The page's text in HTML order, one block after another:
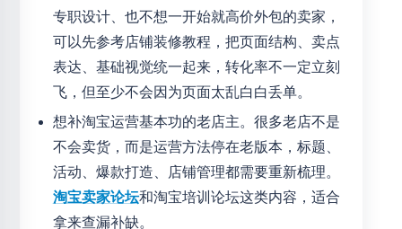
专职设计、也不想一开始就高价外包的卖家，
可以先参考店铺装修教程，把页面结构、卖点
表达、基础视觉统一起来，转化率不一定立刻
飞，但至少不会因为页面太乱白白丢单。
想补淘宝运营基本功的老店主。很多老店不是
不会卖货，而是运营方法停在老版本，标题、
活动、爆款打造、店铺管理都需要重新梳理。
淘宝卖家论坛和淘宝培训论坛这类内容，适合
拿来查漏补缺。